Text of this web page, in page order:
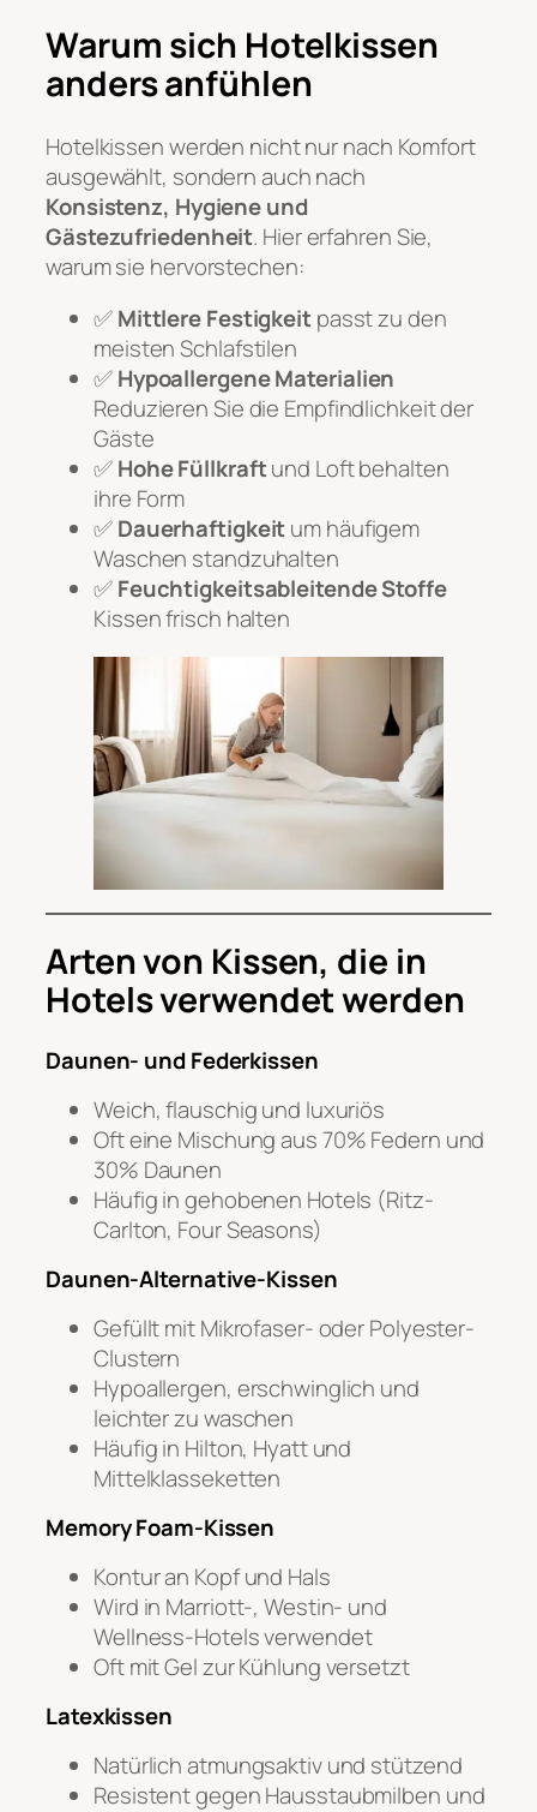
Warum sich Hotelkissen
anders anfühlen
Hotelkissen werden nicht nur nach Komfort
ausgewählt, sondern auch nach
Konsistenz, Hygiene und
Gästezufriedenheit. Hier erfahren Sie,
warum sie hervorstechen:
✅Mittlere Festigkeitpasst zu den
meisten Schlafstilen
✅Hypoallergene Materialien
Reduzieren Sie die Empfindlichkeit der
Gäste
✅Hohe Füllkraftund Loft behalten
ihre Form
✅Dauerhaftigkeitum häufigem
Waschen standzuhalten
✅Feuchtigkeitsableitende Stoffe
Kissen frisch halten
Arten von Kissen, die in
Hotels verwendet werden
Daunen- und Federkissen
Weich, flauschig und luxuriös
Oft eine Mischung aus 70% Federn und
30% Daunen
Häufig in gehobenen Hotels (Ritz-
Carlton, Four Seasons)
Daunen-Alternative-Kissen
Gefüllt mit Mikrofaser- oder Polyester-
Clustern
Hypoallergen, erschwinglich und
leichter zu waschen
Häufig in Hilton, Hyatt und
Mittelklasseketten
Memory Foam-Kissen
Kontur an Kopf und Hals
Wird in Marriott-, Westin- und
Wellness-Hotels verwendet
Oft mit Gel zur Kühlung versetzt
Latexkissen
Natürlich atmungsaktiv und stützend
Resistent gegen Hausstaubmilben und